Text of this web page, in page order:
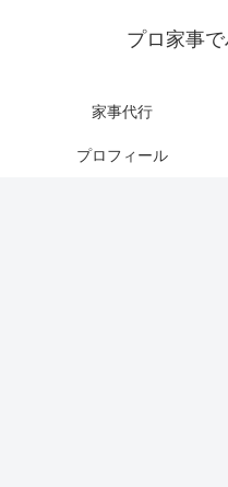
プロ家事
家事代行
プロフィール